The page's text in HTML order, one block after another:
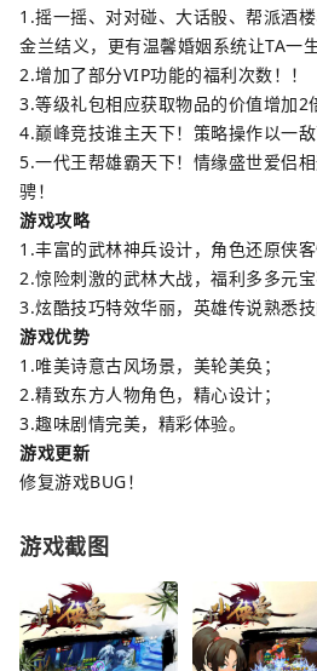
1.摇一摇、对对碰、大话骰、帮派酒楼
金兰结义，更有温馨婚姻系统让TA一生
2.增加了部分VIP功能的福利次数！！
3.等级礼包相应获取物品的价值增加2
4.巅峰竞技谁主天下！策略操作以一敌
5.一代王帮雄霸天下！情缘盛世爱侣
骋！
游戏攻略
1.丰富的武林神兵设计，角色还原侠客
2.惊险刺激的武林大战，福利多多元宝
3.炫酷技巧特效华丽，英雄传说熟悉
游戏优势
1.唯美诗意古风场景，美轮美奂；
2.精致东方人物角色，精心设计；
3.趣味剧情完美，精彩体验。
游戏更新
修复游戏BUG！
游戏截图